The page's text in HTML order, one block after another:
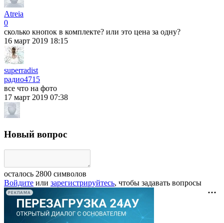
Atreia
0
сколько кнопок в комплекте? или это цена за одну?
16 март 2019 18:15
superradist
радио4715
все что на фото
17 март 2019 07:38
Новый вопрос
осталось 2800 символов
Войдите или зарегистрируйтесь, чтобы задавать вопросы
РЕКЛАМА